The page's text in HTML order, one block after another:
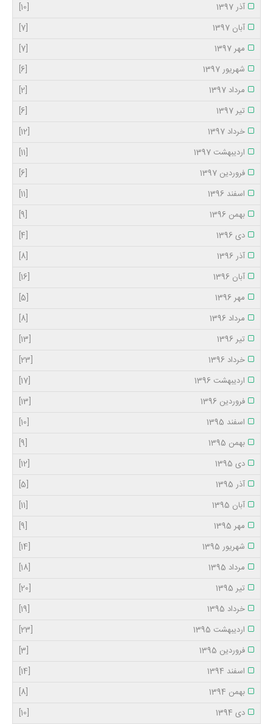
آذر 1397
[10]
آبان 1397
[7]
مهر 1397
[7]
شهریور 1397
[6]
مرداد 1397
[2]
تیر 1397
[6]
خرداد 1397
[12]
اردیبهشت 1397
[11]
فروردین 1397
[6]
اسفند 1396
[11]
بهمن 1396
[9]
دی 1396
[4]
آذر 1396
[8]
آبان 1396
[16]
مهر 1396
[5]
مرداد 1396
[8]
تیر 1396
[13]
خرداد 1396
[23]
اردیبهشت 1396
[17]
فروردین 1396
[13]
اسفند 1395
[10]
بهمن 1395
[9]
دی 1395
[12]
آذر 1395
[5]
آبان 1395
[11]
مهر 1395
[9]
شهریور 1395
[14]
مرداد 1395
[18]
تیر 1395
[20]
خرداد 1395
[19]
اردیبهشت 1395
[23]
فروردین 1395
[3]
اسفند 1394
[14]
بهمن 1394
[8]
دی 1394
[10]